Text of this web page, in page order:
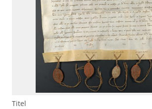
Titel